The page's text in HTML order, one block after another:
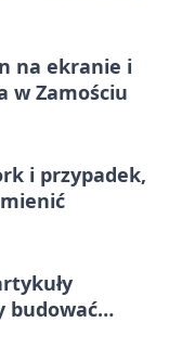
na ekranie i
w Zamościu
i przypadek,
budować